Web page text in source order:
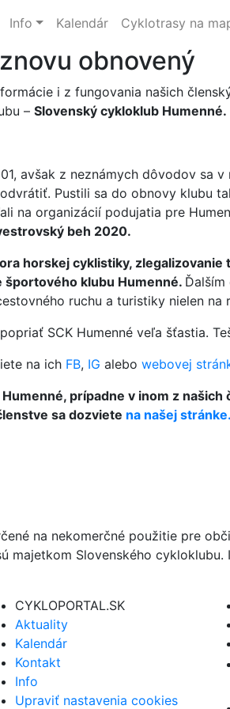
Info Kalendár Cyklotrasy na
obnovený
i z fungovania našich
– Slovenský cykloklub Humenné.
avšak z neznámych dôvodov sa
Pustili sa do obnovy klubu
na organizácií podujatia pre
beh 2020.
horskej cyklistiky,
klubu Humenné.
ruchu a turistiky nielen na
SCK Humenné veľa šťastia.
na ich FB, IG alebo webovej
prípadne v inom z
sa dozviete na našej stránke.
na nekomerčné použitie pre
majetkom Slovenského
CYKLOPORTAL.SK
Aktuality
Kalendár
Kontakt
Info
Upraviť nastavenia cookies